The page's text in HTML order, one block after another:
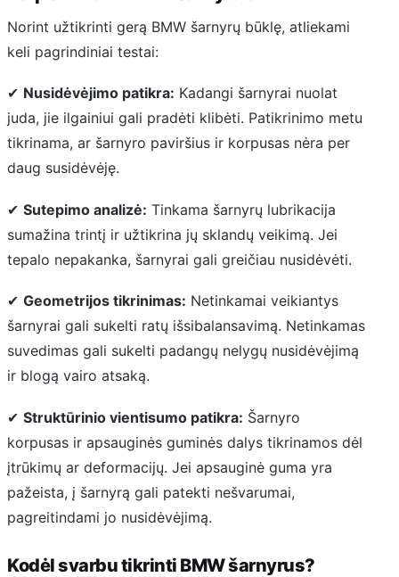
Norint užtikrinti gerą BMW šarnyrų būklę, atliekami
keli pagrindiniai testai:
✔ Nusidėvėjimo patikra: Kadangi šarnyrai nuolat
juda, jie ilgainiui gali pradėti klibėti. Patikrinimo metu
tikrinama, ar šarnyro paviršius ir korpusas nėra per
daug susidėvėję.
✔ Sutepimo analizė: Tinkama šarnyrų lubrikacija
sumažina trintį ir užtikrina jų sklandų veikimą. Jei
tepalo nepakanka, šarnyrai gali greičiau nusidėvėti.
✔ Geometrijos tikrinimas: Netinkamai veikiantys
šarnyrai gali sukelti ratų išsibalansavimą. Netinkamas
suvedimas gali sukelti padangų nelygų nusidėvėjimą
ir blogą vairo atsaką.
✔ Struktūrinio vientisumo patikra: Šarnyro
korpusas ir apsauginės guminės dalys tikrinamos dėl
įtrūkimų ar deformacijų. Jei apsauginė guma yra
pažeista, į šarnyrą gali patekti nešvarumai,
pagreitindami jo nusidėvėjimą.
Kodėl svarbu tikrinti BMW šarnyrus?